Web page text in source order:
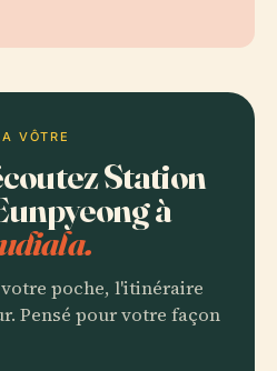
VÔTRE
Station
à
poche, l'itinéraire
Pensé pour votre façon